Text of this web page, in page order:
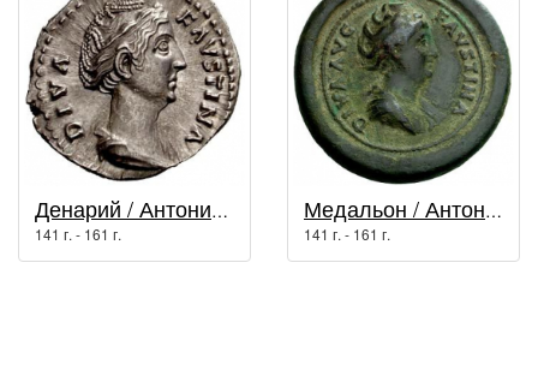
Денарий / Антонин Пий (138 г. - 161 г.)
141 г. - 161 г.
Медальон / Антонин Пий (138 г. - 161 г.)
141 г. - 161 г.